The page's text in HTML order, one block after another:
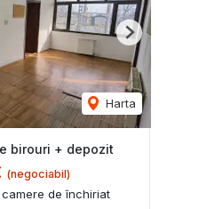
Harta
Next
birouri + depozit
(negociabil)
de închiriat